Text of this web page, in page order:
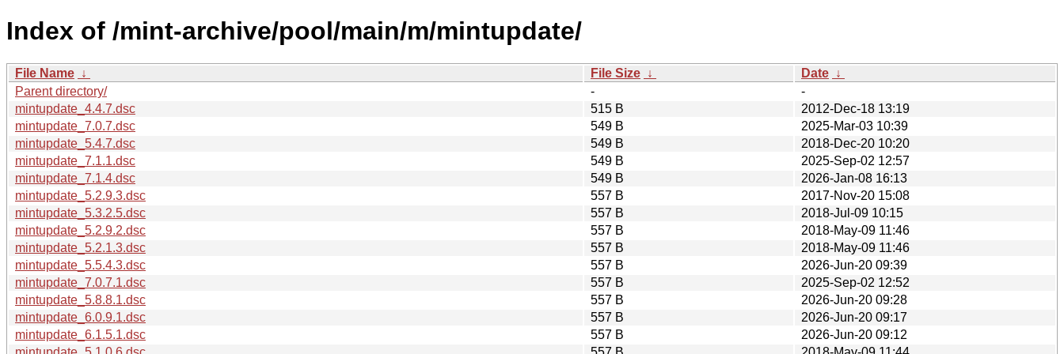
Index of /mint-archive/pool/main/m/mintupdate/
File Name ↓ File Size ↓ Date ↓
Parent directory/
-
-
mintupdate_4.4.7.dsc
515 B
2012-Dec-18 13:19
mintupdate_7.0.7.dsc
549 B
2025-Mar-03 10:39
mintupdate_5.4.7.dsc
549 B
2018-Dec-20 10:20
mintupdate_7.1.1.dsc
549 B
2025-Sep-02 12:57
mintupdate_7.1.4.dsc
549 B
2026-Jan-08 16:13
mintupdate_5.2.9.3.dsc
557 B
2017-Nov-20 15:08
mintupdate_5.3.2.5.dsc
557 B
2018-Jul-09 10:15
mintupdate_5.2.9.2.dsc
557 B
2018-May-09 11:46
mintupdate_5.2.1.3.dsc
557 B
2018-May-09 11:46
mintupdate_5.5.4.3.dsc
557 B
2026-Jun-20 09:39
mintupdate_7.0.7.1.dsc
557 B
2025-Sep-02 12:52
mintupdate_5.8.8.1.dsc
557 B
2026-Jun-20 09:28
mintupdate_6.0.9.1.dsc
557 B
2026-Jun-20 09:17
mintupdate_6.1.5.1.dsc
557 B
2026-Jun-20 09:12